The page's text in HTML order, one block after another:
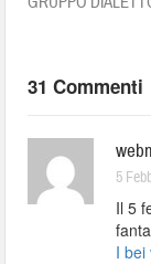
31 Commenti
5
Il 5
I bei